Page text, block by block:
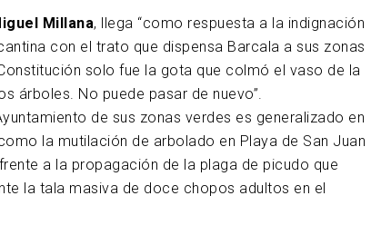
Millana, llega “como respuesta a la indignación
con el trato que dispensa Barcala a sus zonas
solo fue la gota que colmó el vaso de la
árboles. No puede pasar de nuevo”.
de sus zonas verdes es generalizado en
la mutilación de arbolado en Playa de San Juan
a la propagación de la plaga de picudo que
la tala masiva de doce chopos adultos en el